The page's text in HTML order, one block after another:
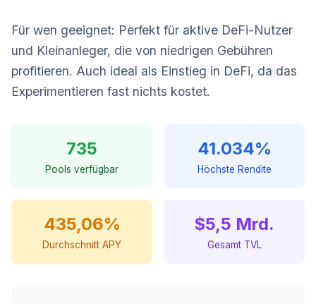
Für wen geeignet: Perfekt für aktive DeFi-Nutzer
und Kleinanleger, die von niedrigen Gebühren
profitieren. Auch ideal als Einstieg in DeFi, da das
Experimentieren fast nichts kostet.
735
Pools verfügbar
41.034%
Höchste Rendite
435,06%
Durchschnitt APY
$5,5 Mrd.
Gesamt TVL